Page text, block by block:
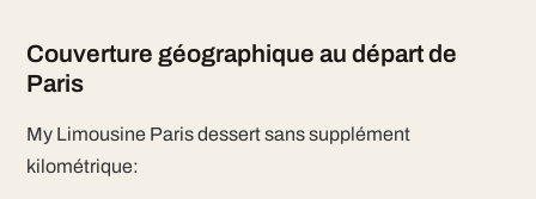
Couverture géographique au départ de
Paris
My Limousine Paris dessert sans supplément
kilométrique: